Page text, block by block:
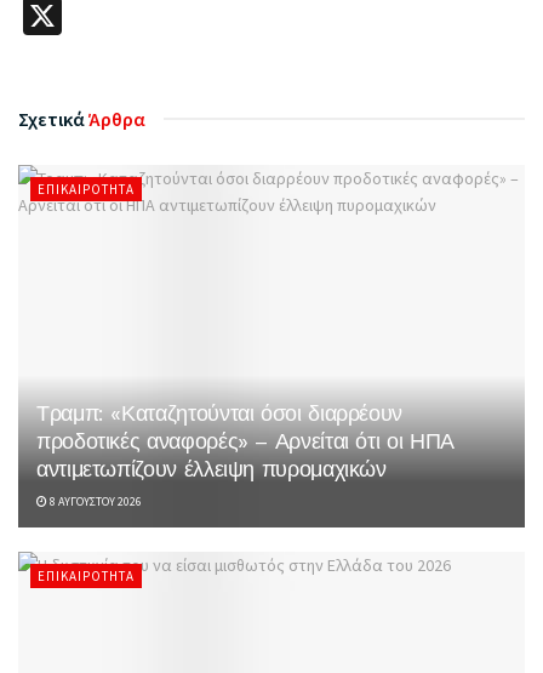
ΣχετικάΆρθρα
ΕΠΙΚΑΙΡΌΤΗΤΑ
Τραμπ: «Καταζητούνται όσοι διαρρέουν
προδοτικές αναφορές» – Αρνείται ότι οι ΗΠΑ
αντιμετωπίζουν έλλειψη πυρομαχικών
8 ΑΥΓΟΎΣΤΟΥ 2026
ΕΠΙΚΑΙΡΌΤΗΤΑ